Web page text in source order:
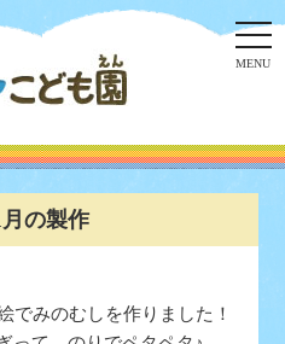
MENU
の製作
でみのむしを作りました！